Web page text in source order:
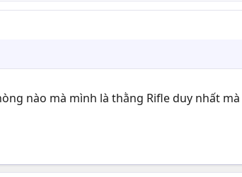
nào mà mình là thằng Rifle duy nhất